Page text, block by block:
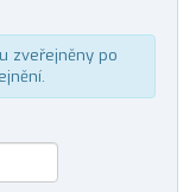
zveřejněny po